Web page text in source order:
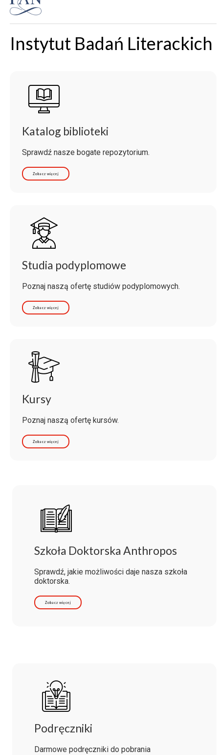
Instytut Badań Literackich
Katalog biblioteki
Sprawdź nasze bogate repozytorium.
Zobacz więcej
Studia podyplomowe
Poznaj naszą ofertę studiów podyplomowych.
Zobacz więcej
Kursy
Poznaj naszą ofertę kursów.
Zobacz więcej
Szkoła Doktorska Anthropos
Sprawdź, jakie możliwości daje nasza szkoła
doktorska.
Zobacz więcej
Podręczniki
Darmowe podręczniki do pobrania